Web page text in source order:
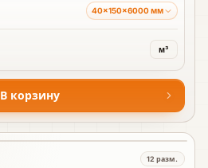
40×150×6000 мм
м³
В корзину
12 разм.